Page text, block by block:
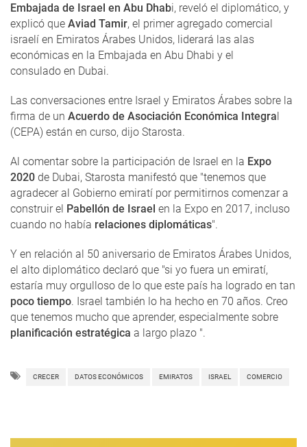
Embajada de Israel en Abu Dhabi, reveló el diplomático, y
explicó que Aviad Tamir, el primer agregado comercial
israelí en Emiratos Árabes Unidos, liderará las alas
económicas en la Embajada en Abu Dhabi y el
consulado en Dubai.
Las conversaciones entre Israel y Emiratos Árabes sobre la
firma de un Acuerdo de Asociación Económica Integral
(CEPA) están en curso, dijo Starosta.
Al comentar sobre la participación de Israel en la Expo
2020 de Dubai, Starosta manifestó que "tenemos que
agradecer al Gobierno emiratí por permitirnos comenzar a
construir el Pabellón de Israel en la Expo en 2017, incluso
cuando no había relaciones diplomáticas".
Y en relación al 50 aniversario de Emiratos Árabes Unidos,
el alto diplomático declaró que "si yo fuera un emiratí,
estaría muy orgulloso de lo que este país ha logrado en tan
poco tiempo. Israel también lo ha hecho en 70 años. Creo
que tenemos mucho que aprender, especialmente sobre
planificación estratégica a largo plazo ".
CRECER DATOS ECONÓMICOS EMIRATOS ISRAEL COMERCIO